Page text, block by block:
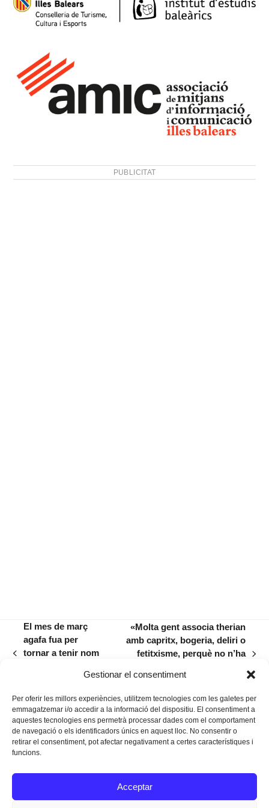
Gestionar el consentiment
Per oferir les millors experiències, utilitzem tecnologies com les galetes per
emmagatzemar i/o accedir a la informació del dispositiu. El consentiment a
aquestes tecnologies ens permetrà processar dades com el comportament
de navegació o els identificadors únics en aquest lloc. No consentir o
retirar el consentiment, pot afectar negativament a certes característiques i
funcions.
Acceptar
PUBLICITAT
previous
El mes de març
agafa fua per
tornar a tenir nom
post:
«Molta gent associa therian
amb capritx, bogeria, deliri o
fetitxisme, perquè no n’ha
Instagram
Facebook
Twitter
Texts Legals